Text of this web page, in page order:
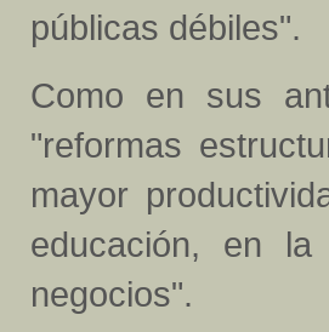
públicas débiles".
Como en sus
"reformas
mayor
educación, en
negocios".